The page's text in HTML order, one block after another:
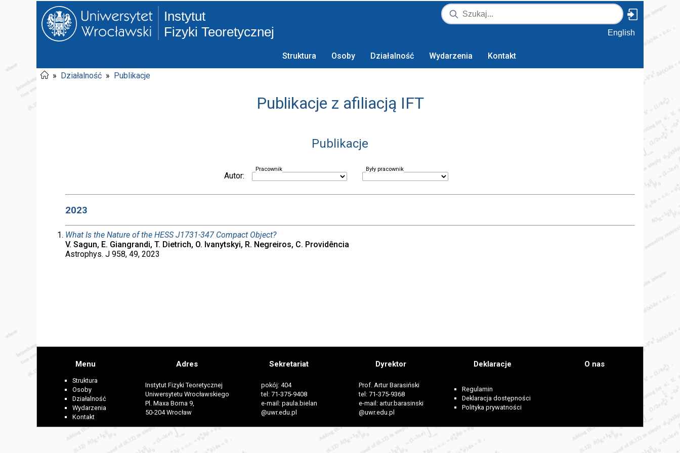
Instytut
Fizyki Teoretycznej
English
Struktura Osoby Działalność Wydarzenia Kontakt
» Działalność » Publikacje
Publikacje z afiliacją IFT
Publikacje
Autor:
Pracownik Były pracownik
2023
What Is the Nature of the HESS J1731-347 Compact Object?
V. Sagun, E. Giangrandi, T. Dietrich, O. Ivanytskyi, R. Negreiros, C. Providência
Astrophys. J 958, 49, 2023
Menu
Struktura
Osoby
Działalność
Wydarzenia
Kontakt
Adres
Instytut Fizyki Teoretycznej
Uniwersytetu Wrocławskiego
Pl. Maxa Borna 9,
50-204 Wrocław
Sekretariat
pokój: 404
tel: 71-375-9408
e-mail: paula.bielan
@uwr.edu.pl
Dyrektor
Prof. Artur Barasiński
tel: 71-375-9368
e-mail: artur.barasinski
@uwr.edu.pl
Deklaracje
Regulamin
Deklaracja dostępności
Polityka prywatności
O nas